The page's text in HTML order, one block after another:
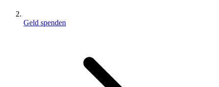
Geld spenden